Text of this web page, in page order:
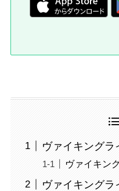
ヴァイキングラ
ヴァイキン
ヴァイキングラ